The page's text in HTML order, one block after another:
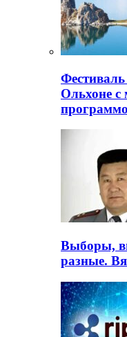
Ольхоне
Выборы,
разные.